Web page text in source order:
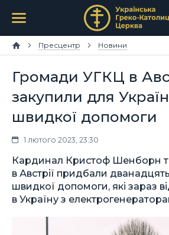
Пресцентр Новини
Громади УГКЦ в
закупили для
швидкої допомоги
1 лютого 2023, 23:30
Кардинал Кристоф Шенборн
в Австрії придбали
швидкої допомоги, які зараз
в Україну з